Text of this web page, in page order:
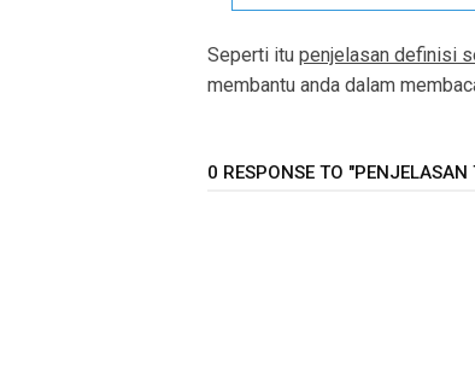
Seperti itu penjelasan definisi
membantu anda dalam
0 RESPONSE TO